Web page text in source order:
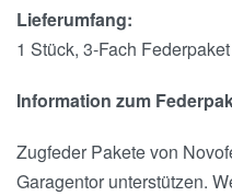
Lieferumfang:
1 Stück, 3-Fach
Information zum
Zugfeder Pakete von
Garagentor unterstützen.